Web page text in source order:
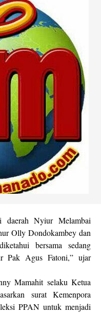
daerah Nyiur Melambai
Olly Dondokambey dan
bersama sedang
Pak Agus Fatoni,” ujar
Mamahit selaku Ketua
surat Kemenpora
PPAN untuk menjadi